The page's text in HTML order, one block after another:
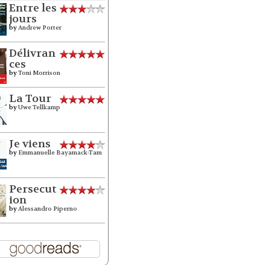
Entre les
jours
byAndrew Porter
Délivran
ces
byToni Morrison
La Tour
byUwe Tellkamp
Je viens
by Emmanuelle Bayamack-Tam
Persecut
ion
byAlessandro Piperno